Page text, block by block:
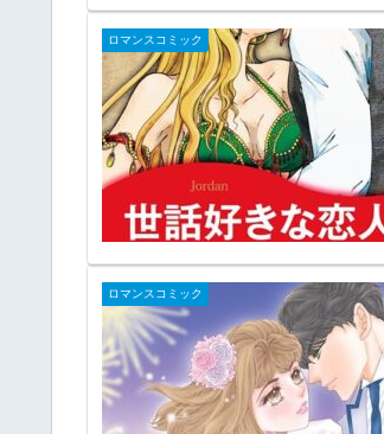
ロマンスコミック
ロマンスコミック